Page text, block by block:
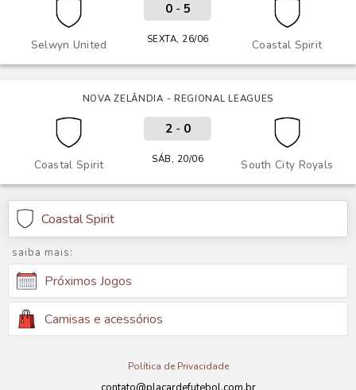
Selwyn United Coastal Spirit
0- 5
SEXTA, 26/06
NOVA ZELÂNDIA - REGIONAL LEAGUES
Coastal Spirit South City Royals
2- 0
SÁB, 20/06
Coastal Spirit
saiba mais:
Próximos Jogos
Camisas e acessórios
Política de Privacidade